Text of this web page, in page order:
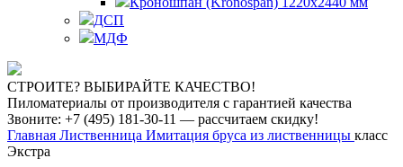
ДСП
МДФ
СТРОИТЕ? ВЫБИРАЙТЕ КАЧЕСТВО!
Пиломатериалы от производителя с гарантией качества
Звоните: +7 (495) 181-30-11 — рассчитаем скидку!
Главная Лиственница Имитация бруса из лиственницы класс
Экстра